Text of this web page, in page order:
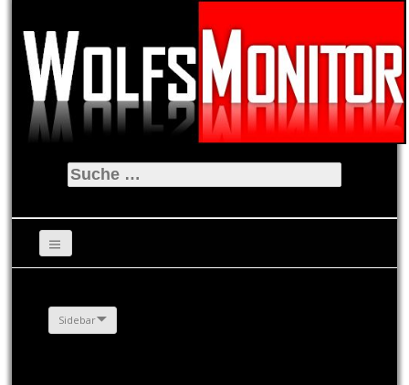
Suche
nach:
Sidebar